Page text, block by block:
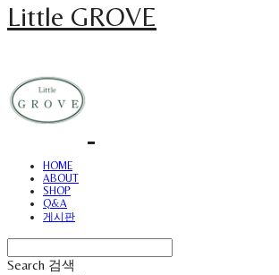
Little GROVE
HOME
ABOUT
SHOP
Q&A
게시판
Search 검색